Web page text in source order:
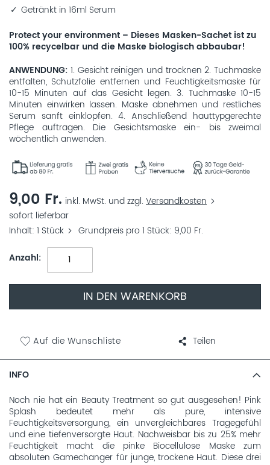
Getränkt in 16ml Serum
Protect your environment – Dieses Masken-Sachet ist zu
100% recycelbar und die Maske biologisch abbaubar!
ANWENDUNG 1. Gesicht reinigen und trocknen 2. Tuchmaske
entfalten, Schutzfolie entfernen und Feuchtigkeitsmaske für
10-15 Minuten auf das Gesicht legen. 3. Tuchmaske 10-15
Minuten einwirken lassen. Maske abnehmen und restliches
Serum sanft einklopfen. 4. Anschließend hauttypgerechte
Pflege auftragen. Die Gesichtsmaske ein- bis zweimal
wöchentlich anwenden.
9,00 Fr. inkl. MwSt. und zzgl. Versandkosten
sofort lieferbar
Inhalt 1 Stück Grundpreis pro 1 Stück 9,00 Fr.
Anzahl
IN DEN WARENKORB
Auf die Wunschliste Teilen
INFO
Noch nie hat ein Beauty Treatment so gut ausgesehen! Pink
Splash bedeutet mehr als pure, intensive
Feuchtigkeitsversorgung, ein unvergleichbares Tragegefühl
und eine tiefenversorgte Haut. Nachweisbar bis zu 25% mehr
Feuchtigkeit macht die pinke Biocellulose Maske zum
absoluten Gamechanger für junge, trockene Haut. Diese drei